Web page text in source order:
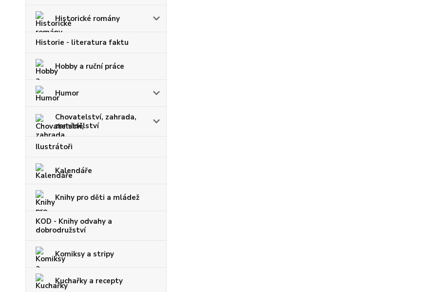
Historické romány
Historie - literatura faktu
Hobby a ruční práce
Humor
Chovatelství, zahrada,
zemědělství
Ilustrátoři
Kalendáře
Knihy pro děti a mládež
KOD - Knihy odvahy a
dobrodružství
Komiksy a stripy
Kuchařky a recepty